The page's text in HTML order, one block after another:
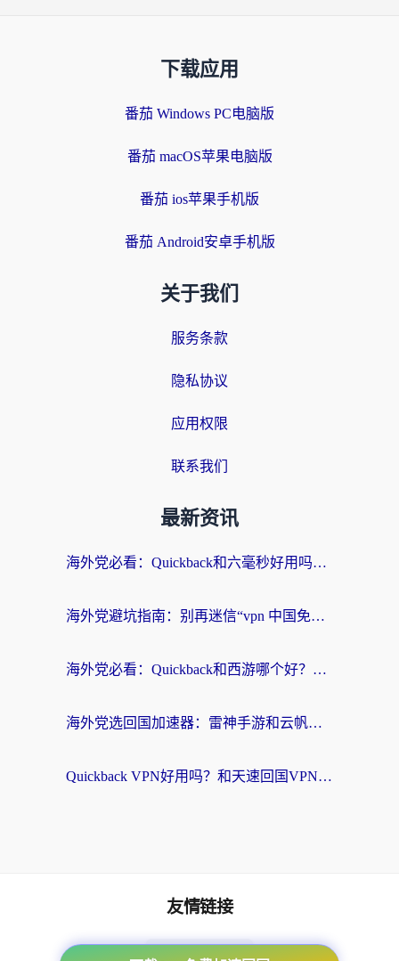
下载应用
番茄 Windows PC电脑版
番茄 macOS苹果电脑版
番茄 ios苹果手机版
番茄 Android安卓手机版
关于我们
服务条款
隐私协议
应用权限
联系我们
最新资讯
海外党必看：Quickback和六毫秒好用吗？3步选对回国加速器，无缝刷国内剧玩游戏
海外党避坑指南：别再迷信“vpn 中国免费”，选对回国加速器才能无缝刷国内资源
海外党必看：Quickback和西游哪个好？3个维度教你选对回国加速器
海外党选回国加速器：雷神手游和云帆哪个好？附3组对比+避坑指南
Quickback VPN好用吗？和天速回国VPN对比哪个回国效果更好？海外党必看的真实体验指南
友情链接
海外回国加速器